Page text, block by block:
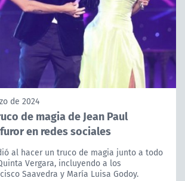
de 2024
de magia de Jean Paul
en redes sociales
al hacer un truco de magia junto a todo
Vergara, incluyendo a los
Saavedra y María Luisa Godoy.